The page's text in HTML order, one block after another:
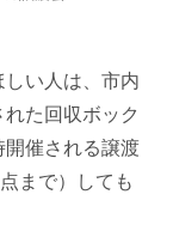
い人は、市内
た回収ボック
開催される譲渡
まで）しても